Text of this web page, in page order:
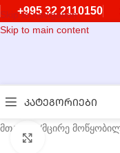
Skip to navigation
Skip to main content
+995 32 2110150
ᲙᲐᲢᲔᲒᲝᲠᲘᲔᲑᲘ
მთავარი /მცირე
გასადიდებლად